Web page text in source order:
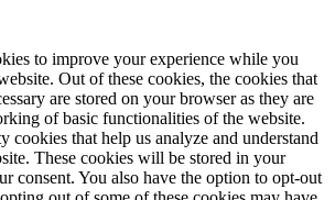
to improve your experience while you
Out of these cookies, the cookies that
are stored on your browser as they are
of basic functionalities of the website.
cookies that help us analyze and understand
These cookies will be stored in your
consent. You also have the option to opt-out